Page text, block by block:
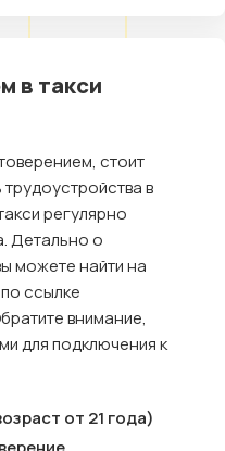
в такси
стоит
в
регулярно
Детально о
можете найти на
ссылке
внимание,
для подключения к
от 21 года)